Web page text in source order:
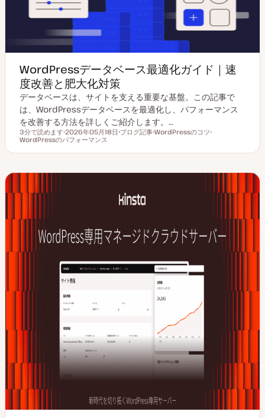
WordPressデータベース最適化ガイド｜速
度改善と肥大化対策
データベースは、サイトを支える重要な基盤。この記事で
は、WordPressデータベースを最適化し、パフォーマンス
を改善する方法を詳しくご紹介します。…
読むのにかかる時間
3分で読めます
更
日
2026年05月18日
タ
プ
ブログ記事
ッ
WordPressのコツ
ッ
WordPressのパフォーマンス